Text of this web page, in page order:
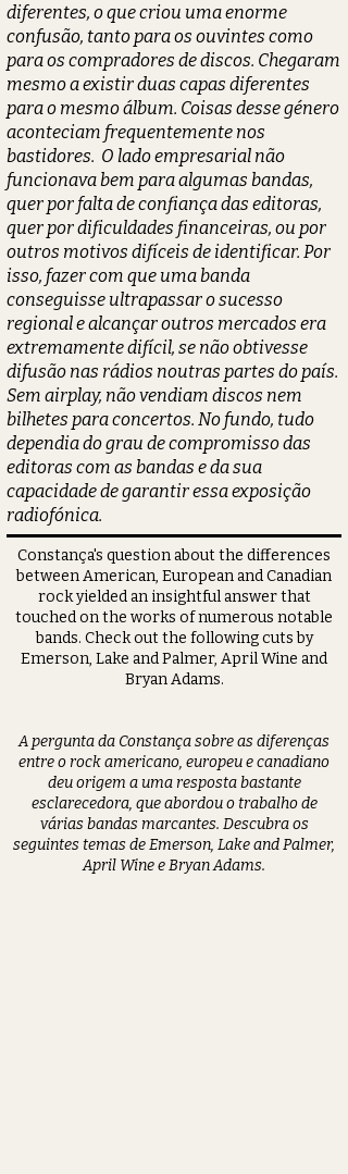
diferentes, o que criou uma enorme
confusão, tanto para os ouvintes como
para os compradores de discos. Chegaram
mesmo a existir duas capas diferentes
para o mesmo álbum. Coisas desse género
aconteciam frequentemente nos
bastidores. O lado empresarial não
funcionava bem para algumas bandas,
quer por falta de confiança das editoras,
quer por dificuldades financeiras, ou por
outros motivos difíceis de identificar. Por
isso, fazer com que uma banda
conseguisse ultrapassar o sucesso
regional e alcançar outros mercados era
extremamente difícil, se não obtivesse
difusão nas rádios noutras partes do país.
Sem airplay, não vendiam discos nem
bilhetes para concertos. No fundo, tudo
dependia do grau de compromisso das
editoras com as bandas e da sua
capacidade de garantir essa exposição
radiofónica.
Constança's question about the differences
between American, European and Canadian
rock yielded an insightful answer that
touched on the works of numerous notable
bands. Check out the following cuts by
Emerson, Lake and Palmer, April Wine and
Bryan Adams.
A pergunta da Constança sobre as diferenças
entre o rock americano, europeu e canadiano
deu origem a uma resposta bastante
esclarecedora, que abordou o trabalho de
várias bandas marcantes. Descubra os
seguintes temas de Emerson, Lake and Palmer,
April Wine e Bryan Adams.